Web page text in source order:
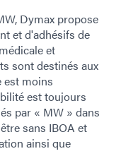
Dymax propose
et d'adhésifs de
et
sont destinés aux
est moins
est toujours
par « MW » dans
sans IBOA et
ainsi que